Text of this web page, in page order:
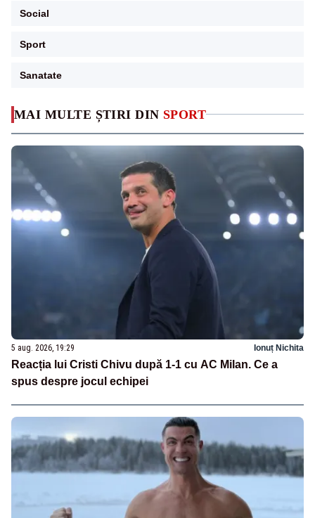
MAI MULTE ȘTIRI DIN SPORT
5 aug. 2026, 19:29 Ionuț Nichita
Reacția lui Cristi Chivu după 1-1 cu AC Milan. Ce a
spus despre jocul echipei
Social
Sport
Sanatate